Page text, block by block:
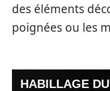
des éléments
poignées ou les
HABILLAGE